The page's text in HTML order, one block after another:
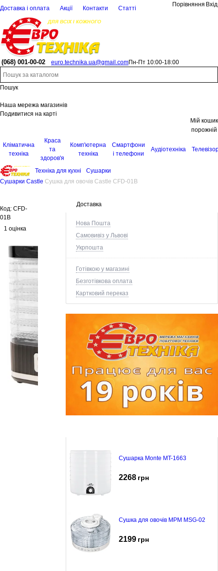
Доставка і оплата Акції Контакти Статті
Порівняння Вхід
(068) 001-00-02 euro.technika.ua@gmail.comПн-Пт 10:00-18:00
Пошук
Наша мережа магазинів
Подивитися на карті
Мій кошик
порожній
Кліматична
техніка
Краса
та
здоров'я
Комп'ютерна
техніка
Смартфони
і телефони
Аудіотехніка
Техніка для кухні
Сушарки
Сушарки Castle Сушка для овочів Castle CFD-01B
Доставка
Нова Пошта
Самовивіз у Львові
Укрпошта
Готівкою у магазині
Безготівкова оплата
Картковий переказ
Сушарка Monte MT-1663
2268 грн
Сушка для овочів MPM MSG-02
2199 грн
Код: CFD-
01B
1 оцінка